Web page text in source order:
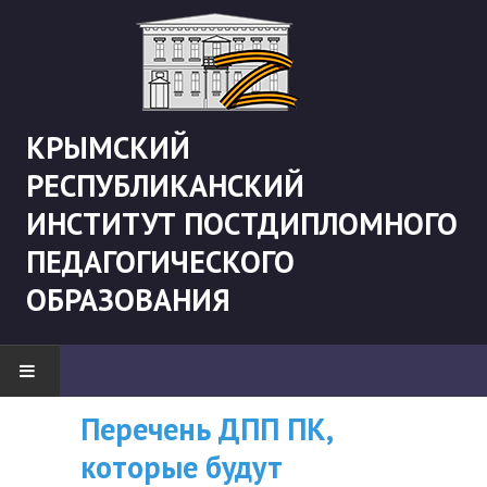
КРЫМСКИЙ
РЕСПУБЛИКАНСКИЙ
ИНСТИТУТ ПОСТДИПЛОМНОГО
ПЕДАГОГИЧЕСКОГО
ОБРАЗОВАНИЯ
НОВОСТИ
"Боевая" русистика
ВНИМАНИЮ
СЛУШАТЕЛЕЙ, У
Перечень ДПП ПК,
которые будут